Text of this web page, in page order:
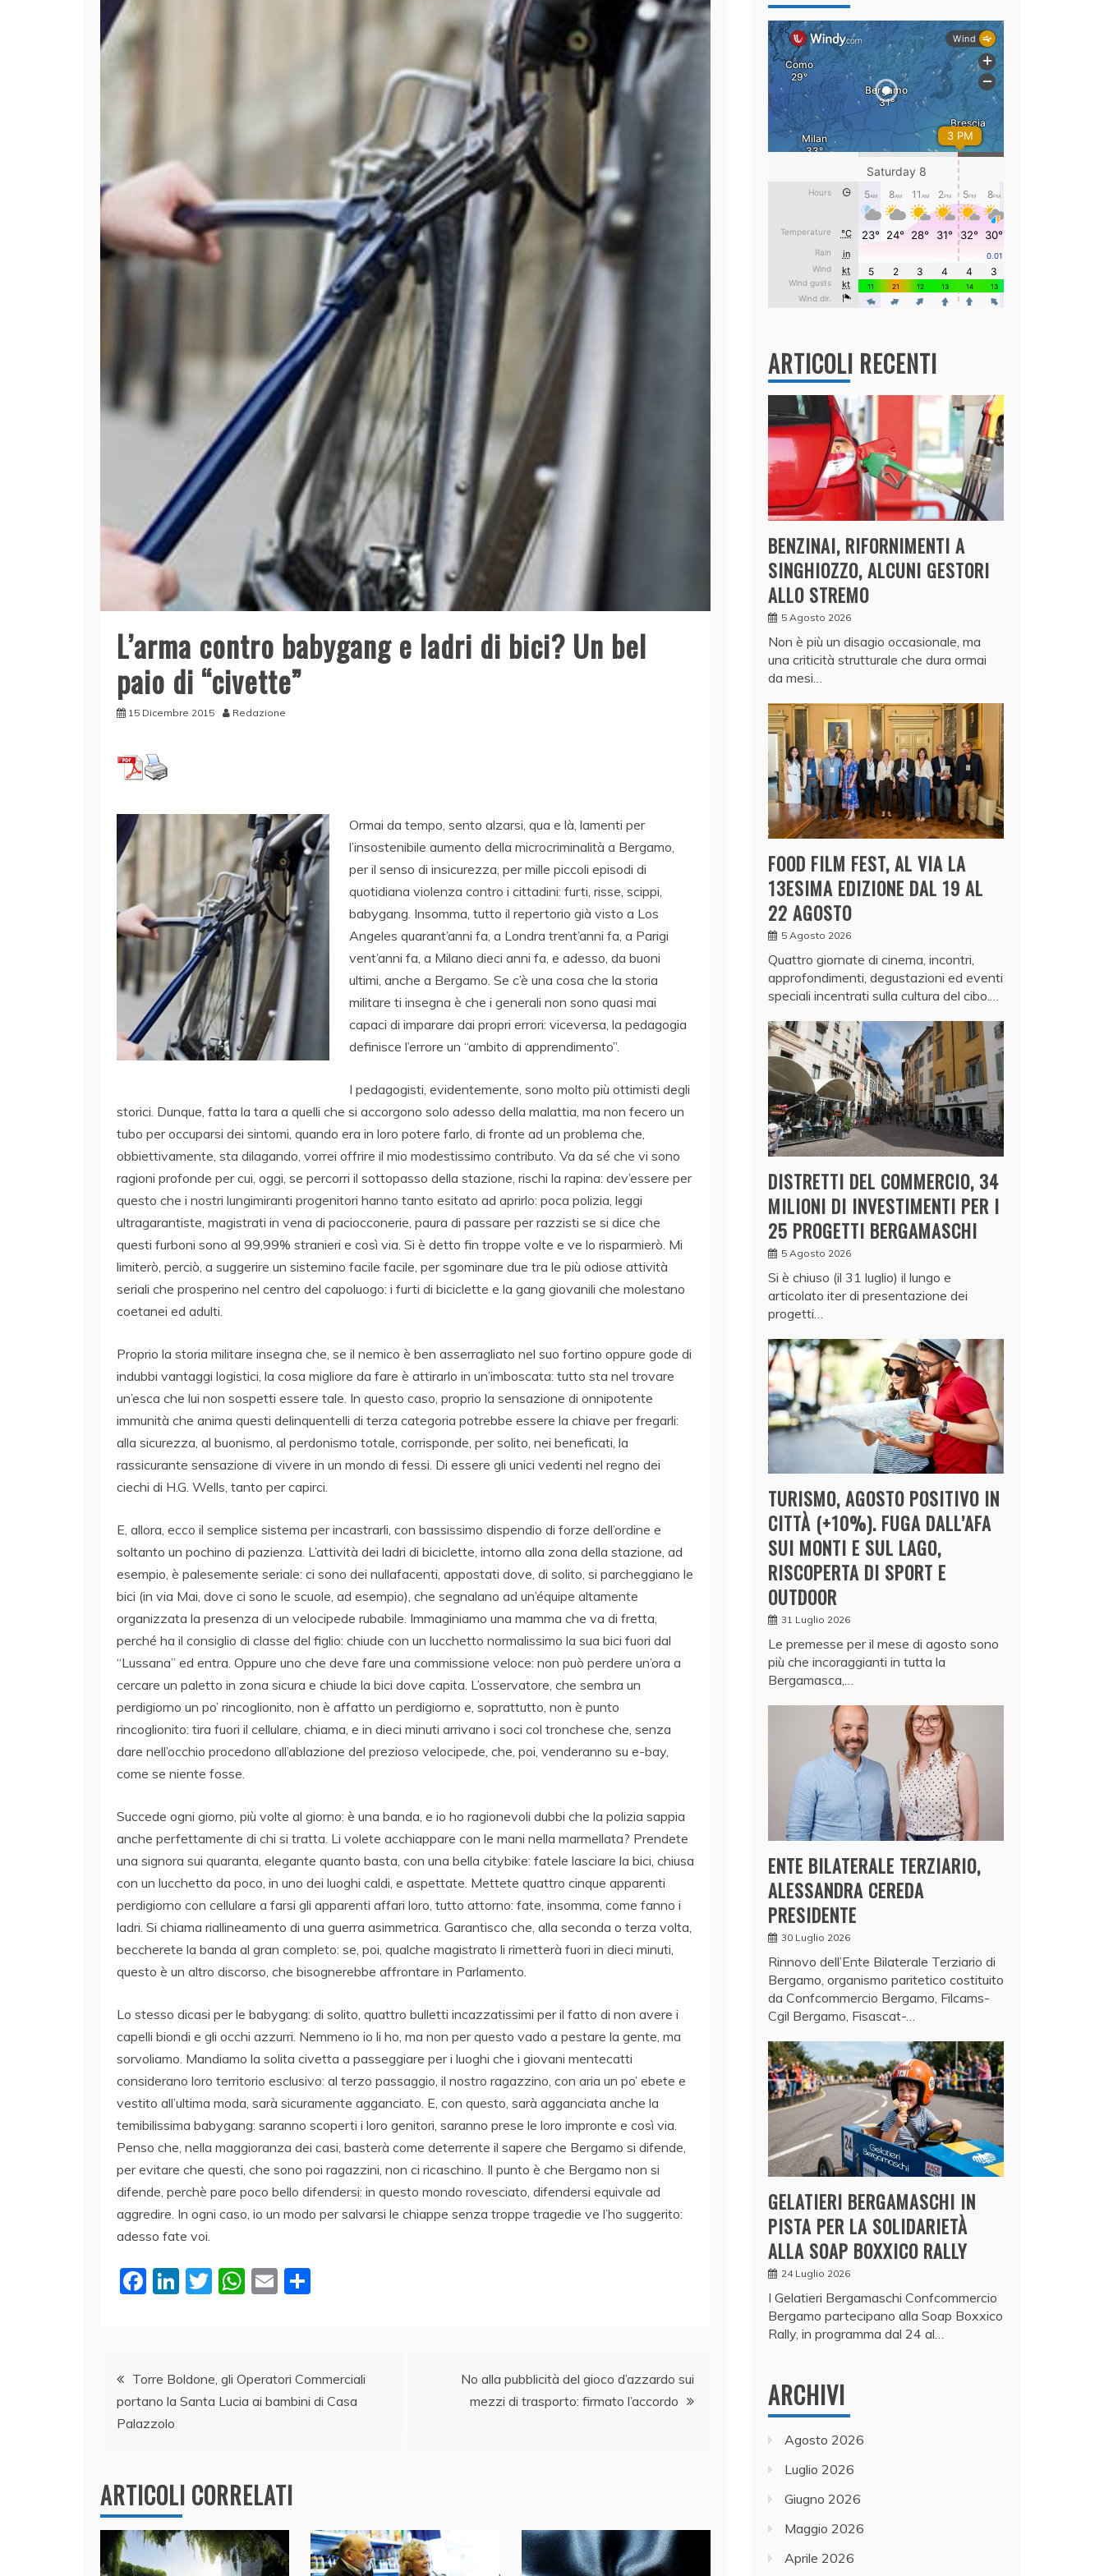
L’arma contro babygang e ladri di bici? Un bel
paio di “civette”
15 Dicembre 2015 Redazione
Ormai da tempo, sento alzarsi, qua e là, lamenti per
l’insostenibile aumento della microcriminalità a Bergamo,
per il senso di insicurezza, per mille piccoli episodi di
quotidiana violenza contro i cittadini: furti, risse, scippi,
babygang. Insomma, tutto il repertorio già visto a Los
Angeles quarant’anni fa, a Londra trent’anni fa, a Parigi
vent’anni fa, a Milano dieci anni fa, e adesso, da buoni
ultimi, anche a Bergamo. Se c’è una cosa che la storia
militare ti insegna è che i generali non sono quasi mai
capaci di imparare dai propri errori: viceversa, la pedagogia
definisce l’errore un “ambito di apprendimento”.
I pedagogisti, evidentemente, sono molto più ottimisti degli
storici. Dunque, fatta la tara a quelli che si accorgono solo adesso della malattia, ma non fecero un
tubo per occuparsi dei sintomi, quando era in loro potere farlo, di fronte ad un problema che,
obbiettivamente, sta dilagando, vorrei offrire il mio modestissimo contributo. Va da sé che vi sono
ragioni profonde per cui, oggi, se percorri il sottopasso della stazione, rischi la rapina: dev’essere per
questo che i nostri lungimiranti progenitori hanno tanto esitato ad aprirlo: poca polizia, leggi
ultragarantiste, magistrati in vena di paciocconerie, paura di passare per razzisti se si dice che
questi furboni sono al 99,99% stranieri e così via. Si è detto fin troppe volte e ve lo risparmierò. Mi
limiterò, perciò, a suggerire un sistemino facile facile, per sgominare due tra le più odiose attività
seriali che prosperino nel centro del capoluogo: i furti di biciclette e la gang giovanili che molestano
coetanei ed adulti.
Proprio la storia militare insegna che, se il nemico è ben asserragliato nel suo fortino oppure gode di
indubbi vantaggi logistici, la cosa migliore da fare è attirarlo in un’imboscata: tutto sta nel trovare
un’esca che lui non sospetti essere tale. In questo caso, proprio la sensazione di onnipotente
immunità che anima questi delinquentelli di terza categoria potrebbe essere la chiave per fregarli:
alla sicurezza, al buonismo, al perdonismo totale, corrisponde, per solito, nei beneficati, la
rassicurante sensazione di vivere in un mondo di fessi. Di essere gli unici vedenti nel regno dei
ciechi di H.G. Wells, tanto per capirci.
E, allora, ecco il semplice sistema per incastrarli, con bassissimo dispendio di forze dell’ordine e
soltanto un pochino di pazienza. L’attività dei ladri di biciclette, intorno alla zona della stazione, ad
esempio, è palesemente seriale: ci sono dei nullafacenti, appostati dove, di solito, si parcheggiano le
bici (in via Mai, dove ci sono le scuole, ad esempio), che segnalano ad un’équipe altamente
organizzata la presenza di un velocipede rubabile. Immaginiamo una mamma che va di fretta,
perché ha il consiglio di classe del figlio: chiude con un lucchetto normalissimo la sua bici fuori dal
“Lussana” ed entra. Oppure uno che deve fare una commissione veloce: non può perdere un’ora a
cercare un paletto in zona sicura e chiude la bici dove capita. L’osservatore, che sembra un
perdigiorno un po’ rincoglionito, non è affatto un perdigiorno e, soprattutto, non è punto
rincoglionito: tira fuori il cellulare, chiama, e in dieci minuti arrivano i soci col tronchese che, senza
dare nell’occhio procedono all’ablazione del prezioso velocipede, che, poi, venderanno su e-bay,
come se niente fosse.
Succede ogni giorno, più volte al giorno: è una banda, e io ho ragionevoli dubbi che la polizia sappia
anche perfettamente di chi si tratta. Li volete acchiappare con le mani nella marmellata? Prendete
una signora sui quaranta, elegante quanto basta, con una bella citybike: fatele lasciare la bici, chiusa
con un lucchetto da poco, in uno dei luoghi caldi, e aspettate. Mettete quattro cinque apparenti
perdigiorno con cellulare a farsi gli apparenti affari loro, tutto attorno: fate, insomma, come fanno i
ladri. Si chiama riallineamento di una guerra asimmetrica. Garantisco che, alla seconda o terza volta,
beccherete la banda al gran completo: se, poi, qualche magistrato li rimetterà fuori in dieci minuti,
questo è un altro discorso, che bisognerebbe affrontare in Parlamento.
Lo stesso dicasi per le babygang: di solito, quattro bulletti incazzatissimi per il fatto di non avere i
capelli biondi e gli occhi azzurri. Nemmeno io li ho, ma non per questo vado a pestare la gente, ma
sorvoliamo. Mandiamo la solita civetta a passeggiare per i luoghi che i giovani mentecatti
considerano loro territorio esclusivo: al terzo passaggio, il nostro ragazzino, con aria un po’ ebete e
vestito all’ultima moda, sarà sicuramente agganciato. E, con questo, sarà agganciata anche la
temibilissima babygang: saranno scoperti i loro genitori, saranno prese le loro impronte e così via.
Penso che, nella maggioranza dei casi, basterà come deterrente il sapere che Bergamo si difende,
per evitare che questi, che sono poi ragazzini, non ci ricaschino. Il punto è che Bergamo non si
difende, perchè pare poco bello difendersi: in questo mondo rovesciato, difendersi equivale ad
aggredire. In ogni caso, io un modo per salvarsi le chiappe senza troppe tragedie ve l’ho suggerito:
adesso fate voi.
F
b
o
o
Li
dI
n
T
W
A
p
E
vi
di
Navigazione
articoli
Torre Boldone, gli Operatori Commerciali
portano la Santa Lucia ai bambini di Casa
Palazzolo
No alla pubblicità del gioco d’azzardo sui
mezzi di trasporto: firmato l’accordo
ARTICOLI CORRELATI
ARTICOLI RECENTI
BENZINAI, RIFORNIMENTI A
SINGHIOZZO, ALCUNI GESTORI
ALLO STREMO
5 Agosto 2026
Non è più un disagio occasionale, ma
una criticità strutturale che dura ormai
da mesi…
FOOD FILM FEST, AL VIA LA
13ESIMA EDIZIONE DAL 19 AL
22 AGOSTO
5 Agosto 2026
Quattro giornate di cinema, incontri,
approfondimenti, degustazioni ed eventi
speciali incentrati sulla cultura del cibo.…
DISTRETTI DEL COMMERCIO, 34
MILIONI DI INVESTIMENTI PER I
25 PROGETTI BERGAMASCHI
5 Agosto 2026
Si è chiuso (il 31 luglio) il lungo e
articolato iter di presentazione dei
progetti…
TURISMO, AGOSTO POSITIVO IN
CITTÀ (+10%). FUGA DALL’AFA
SUI MONTI E SUL LAGO,
RISCOPERTA DI SPORT E
OUTDOOR
31 Luglio 2026
Le premesse per il mese di agosto sono
più che incoraggianti in tutta la
Bergamasca,…
ENTE BILATERALE TERZIARIO,
ALESSANDRA CEREDA
PRESIDENTE
30 Luglio 2026
Rinnovo dell’Ente Bilaterale Terziario di
Bergamo, organismo paritetico costituito
da Confcommercio Bergamo, Filcams-
Cgil Bergamo, Fisascat-…
GELATIERI BERGAMASCHI IN
PISTA PER LA SOLIDARIETÀ
ALLA SOAP BOXXICO RALLY
24 Luglio 2026
I Gelatieri Bergamaschi Confcommercio
Bergamo partecipano alla Soap Boxxico
Rally, in programma dal 24 al…
ARCHIVI
Agosto 2026
Luglio 2026
Giugno 2026
Maggio 2026
Aprile 2026